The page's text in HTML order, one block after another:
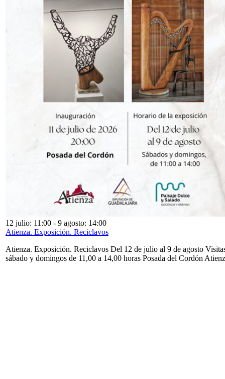
12 julio: 11:00 - 9 agosto: 14:00
Atienza. Exposición. Reciclavos
Atienza. Exposición. Reciclavos Del 12 de julio al 9 de agosto
sábado y domingos de 11,00 a 14,00 horas Posada del Cordón